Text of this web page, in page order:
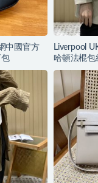
中國官方
包
Liverpool
哈頓法棍包